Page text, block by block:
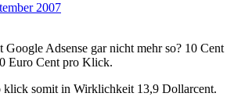
2007
Google Adsense gar nicht mehr so? 10 Cent
Euro Cent pro Klick.
klick somit in Wirklichkeit 13,9 Dollarcent.